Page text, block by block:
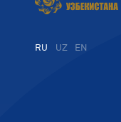
RU UZ EN